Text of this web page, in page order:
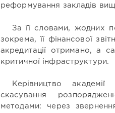
реформування закладів
За її словами, жодних
зокрема, її фінансової
акредитації отримано, а
критичної інфраструктури.
Керівництво
скасування
методами: через